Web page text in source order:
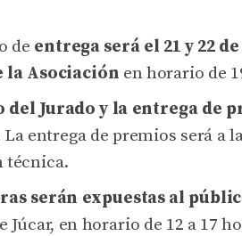
de entrega será el 21 y 22
la Asociación en horario de
del Jurado y la entrega de
La entrega de premios será a
técnica.
serán expuestas al
Júcar, en horario de 12 a 17